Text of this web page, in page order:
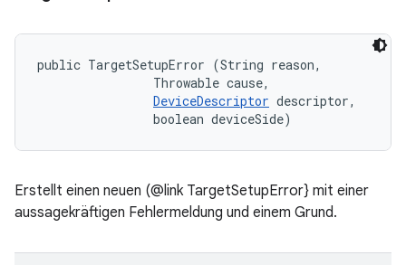
public TargetSetupError (String reason,
                Throwable cause,
DeviceDescriptor descriptor,
                boolean deviceSide)
Erstellt einen neuen (@link TargetSetupError} mit einer
aussagekräftigen Fehlermeldung und einem Grund.